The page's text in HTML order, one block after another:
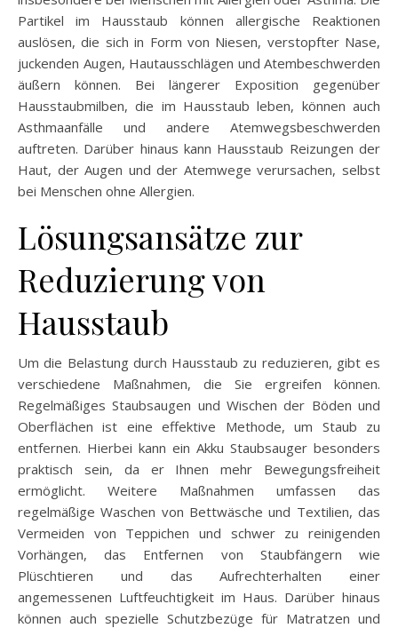
Partikel im Hausstaub können allergische Reaktionen
auslösen, die sich in Form von Niesen, verstopfter Nase,
juckenden Augen, Hautausschlägen und Atembeschwerden
äußern können. Bei längerer Exposition gegenüber
Hausstaubmilben, die im Hausstaub leben, können auch
Asthmaanfälle und andere Atemwegsbeschwerden
auftreten. Darüber hinaus kann Hausstaub Reizungen der
Haut, der Augen und der Atemwege verursachen, selbst
bei Menschen ohne Allergien.
Lösungsansätze zur
Reduzierung von
Hausstaub
Um die Belastung durch Hausstaub zu reduzieren, gibt es
verschiedene Maßnahmen, die Sie ergreifen können.
Regelmäßiges Staubsaugen und Wischen der Böden und
Oberflächen ist eine effektive Methode, um Staub zu
entfernen. Hierbei kann ein Akku Staubsauger besonders
praktisch sein, da er Ihnen mehr Bewegungsfreiheit
ermöglicht. Weitere Maßnahmen umfassen das
regelmäßige Waschen von Bettwäsche und Textilien, das
Vermeiden von Teppichen und schwer zu reinigenden
Vorhängen, das Entfernen von Staubfängern wie
Plüschtieren und das Aufrechterhalten einer
angemessenen Luftfeuchtigkeit im Haus. Darüber hinaus
können auch spezielle Schutzbezüge für Matratzen und